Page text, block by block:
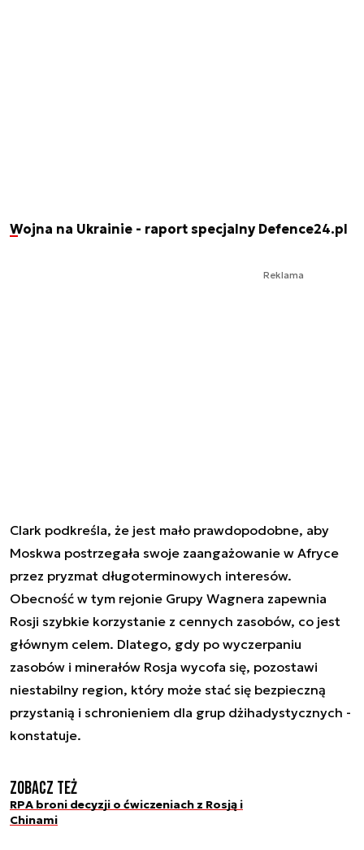
Wojna na Ukrainie - raport specjalny Defence24.pl
Reklama
Clark podkreśla, że jest mało prawdopodobne, aby
Moskwa postrzegała swoje zaangażowanie w Afryce
przez pryzmat długoterminowych interesów.
Obecność w tym rejonie Grupy Wagnera zapewnia
Rosji szybkie korzystanie z cennych zasobów, co jest
głównym celem. Dlatego, gdy po wyczerpaniu
zasobów i minerałów Rosja wycofa się, pozostawi
niestabilny region, który może stać się bezpieczną
przystanią i schronieniem dla grup dżihadystycznych -
konstatuje.
Zobacz też
RPA broni decyzji o ćwiczeniach z Rosją i
Chinami